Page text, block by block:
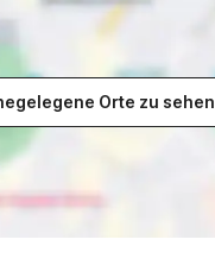
Orte zu sehen